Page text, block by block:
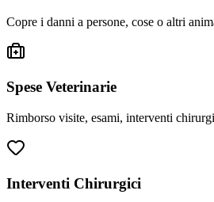
Copre i danni a persone, cose o altri
Spese Veterinarie
Rimborso visite, esami, interventi
Interventi Chirurgici